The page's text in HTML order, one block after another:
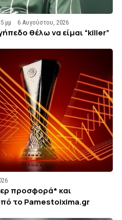
μμ 6 Αυγούστου, 2026
θέλω να είμαι “killer”
προσφορά* και
το Pamestoixima.gr